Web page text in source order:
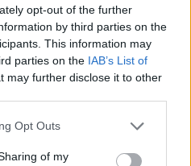
opt-out of the further
by third parties on the
This information may
parties on the IAB’s List of
may further disclose it to other
uses one or more Google
behaviour. You may click to
Opt Outs
of my
των
εν
με τον